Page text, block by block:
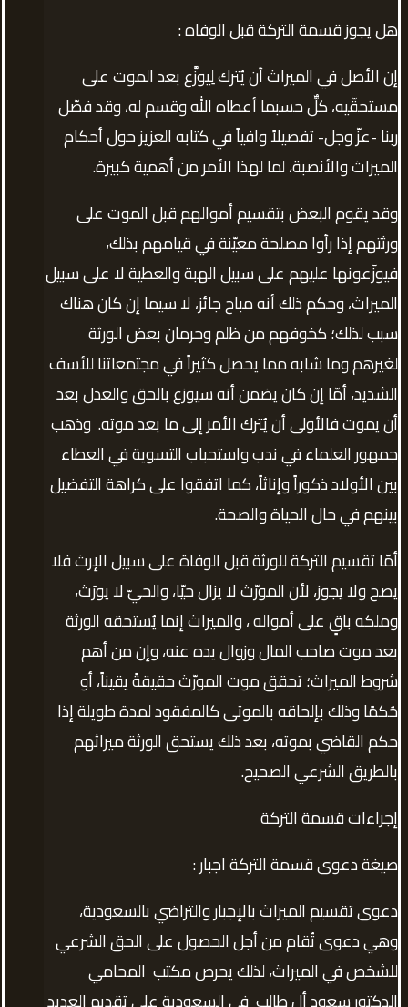
هل يجوز قسمة التركة قبل الوفاه :
إن الأصل في الميراث أن يُترك لِيوزَّع بعد الموت على
مستحقّيه، كلٌّ حسبما أعطاه الله وقسم له، وقد فصّل
ربنا -عزّ وجل- تفصيلاً وافياً في كتابه العزيز حول أحكام
الميراث والأنصبة، لما لهذا الأمر من أهمية كبيرة.
وقد يقوم البعض بتقسيم أموالهم قبل الموت على
ورثتهم إذا رأوا مصلحة معيّنة في قيامهم بذلك،
فيوزّعونها عليهم على سبيل الهبة والعطية لا على سبيل
الميراث، وحكم ذلك أنه مباح جائز، لا سيما إن كان هناك
سبب لذلك؛ كخوفهم من ظلم وحرمان بعض الورثة
لغيرهم وما شابه مما يحصل كثيراً في مجتمعاتنا للأسف
الشديد، أمّا إن كان يضمن أنه سيوزع بالحق والعدل بعد
أن يموت فالأولى أن يُترك الأمر إلى ما بعد موته. وذهب
جمهور العلماء في ندب واستحباب التسوية في العطاء
بين الأولاد ذكوراً وإناثاً، كما اتفقوا على كراهة التفضيل
بينهم في حال الحياة والصحة.
أمّا تقسيم التركة للورثة قبل الوفاة على سبيل الإرث فلا
يصح ولا يجوز، لأن المورّث لا يزال حيّا، والحيّ لا يورَث،
وملكه باقٍ على أمواله ، والميراث إنما يُستحقه الورثة
بعد موت صاحب المال وزوال يده عنه، وإن من أهم
شروط الميراث؛ تحقق موت المورّث حقيقةً يقيناً، أو
حُكمًا وذلك بإلحاقه بالموتى كالمفقود لمدة طويلة إذا
حكم القاضي بموته، بعد ذلك يستحق الورثة ميراثهم
بالطريق الشرعي الصحيح.
إجراءات قسمة التركة
صيغة دعوى قسمة التركة اجبار :
دعوى تقسيم الميراث بالإجبار والتراضي بالسعودية،
وهي دعوى تُقام من أجل الحصول على الحق الشرعي
للشخص في الميراث، لذلك يحرص مكتب المحامي